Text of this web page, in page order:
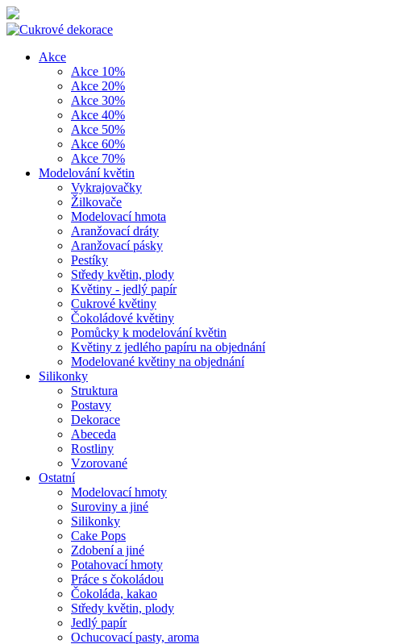
Akce
Akce 10%
Akce 20%
Akce 30%
Akce 40%
Akce 50%
Akce 60%
Akce 70%
Modelování květin
Vykrajovačky
Žilkovače
Modelovací hmota
Aranžovací dráty
Aranžovací pásky
Pestíky
Středy květin, plody
Květiny - jedlý papír
Cukrové květiny
Čokoládové květiny
Pomůcky k modelování květin
Květiny z jedlého papíru na objednání
Modelované květiny na objednání
Silikonky
Struktura
Postavy
Dekorace
Abeceda
Rostliny
Vzorované
Ostatní
Modelovací hmoty
Suroviny a jiné
Silikonky
Cake Pops
Zdobení a jiné
Potahovací hmoty
Práce s čokoládou
Čokoláda, kakao
Středy květin, plody
Jedlý papír
Ochucovací pasty, aroma